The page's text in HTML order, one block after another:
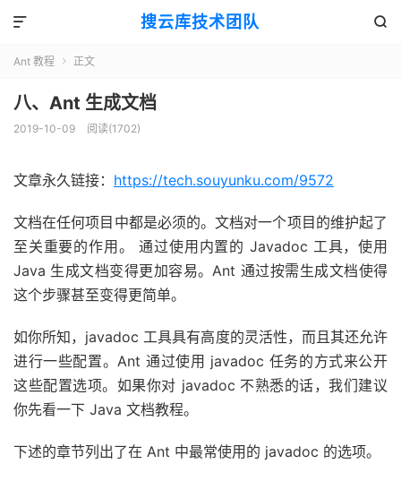
搜云库技术团队 

Ant 教程  正文
八、Ant 生成文档
2019-10-09 阅读(1702)
文章永久链接： https://tech.souyunku.com/9572
文档在任何项目中都是必须的。文档对一个项目的维护起了
至关重要的作用。 通过使用内置的 Javadoc 工具，使用
Java 生成文档变得更加容易。Ant 通过按需生成文档使得
这个步骤甚至变得更简单。
如你所知，javadoc 工具具有高度的灵活性，而且其还允许
进行一些配置。Ant 通过使用 javadoc 任务的方式来公开
这些配置选项。如果你对 javadoc 不熟悉的话，我们建议
你先看一下 Java 文档教程。
下述的章节列出了在 Ant 中最常使用的 javadoc 的选项。